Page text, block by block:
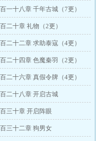
一十八章 千年古城（7更）
二十章 礼物（2更）
二十二章 求助泰寇（4更）
二十四章 色魔秦羽（2更）
二十六章 真假令牌（4更）
二十八章 开启古城
三十章 开启阵眼
三十二章 狗男女